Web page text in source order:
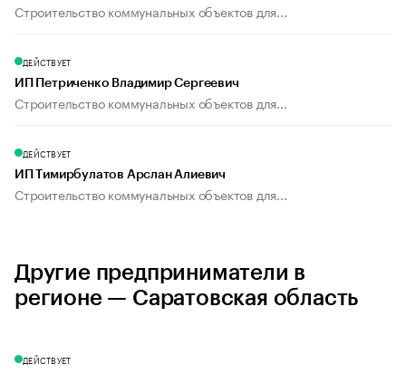
Строительство коммунальных объектов для...
ДЕЙСТВУЕТ
ИП Петриченко Владимир Сергеевич
Строительство коммунальных объектов для...
ДЕЙСТВУЕТ
ИП Тимирбулатов Арслан Алиевич
Строительство коммунальных объектов для...
Другие предприниматели в
регионе — Саратовская область
ДЕЙСТВУЕТ